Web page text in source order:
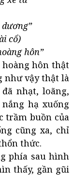
cổ)
hôn”
hoàng hôn thật
như vậy thật là
nhạt, loãng,
hạ xuống
trầm buồn của
cũng xa, chỉ
thức.
phía sau hình
thấy, gần gũi